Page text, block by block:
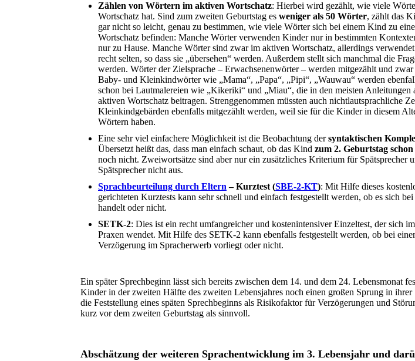
Zählen von Wörtern im aktiven Wortschatz: Hierbei wird gezählt, wie viele
Wortschatz hat. Sind zum zweiten Geburtstag es weniger als 50 Wörter, zählt das
gar nicht so leicht, genau zu bestimmen, wie viele Wörter sich bei einem Kind zu
Wortschatz befinden: Manche Wörter verwenden Kinder nur in bestimmten
nur zu Hause. Manche Wörter sind zwar im aktiven Wortschatz, allerdings
recht selten, so dass sie „übersehen“ werden. Außerdem stellt sich manchmal die
werden. Wörter der Zielsprache – Erwachsenenwörter – werden mitgezählt und
Baby- und Kleinkindwörter wie „Mama“, „Papa“, „Pipi“, „Wauwau“ werden
schon bei Lautmalereien wie „Kikeriki“ und „Miau“, die in den meisten
aktiven Wortschatz beitragen. Strenggenommen müssten auch nichtlautsprachliche
Kleinkindgebärden ebenfalls mitgezählt werden, weil sie für die Kinder in diesem
Wörtern haben.
Eine sehr viel einfachere Möglichkeit ist die Beobachtung dersyntaktischen
Übersetzt heißt das, dass man einfach schaut, ob das Kind zum 2. Geburtstag
noch nicht. Zweiwortsätze sind aber nur ein zusätzliches Kriterium für Spätsprecher
Spätsprecher nicht aus.
Sprachbeurteilung durch Eltern – Kurztest (SBE-2-KT): Mit Hilfe dieses
gerichteten Kurztests kann sehr schnell und einfach festgestellt werden, ob es sich
handelt oder nicht.
SETK-2: Dies ist ein recht umfangreicher und kostenintensiver Einzeltest, der sich
Praxen wendet. Mit Hilfe des SETK-2 kann ebenfalls festgestellt werden, ob bei
Verzögerung im Spracherwerb vorliegt oder nicht.
Ein später Sprechbeginn lässt sich bereits zwischen dem 14. und dem 24. Lebensmonat
Kinder in der zweiten Hälfte des zweiten Lebensjahres noch einen großen Sprung in
die Feststellung eines späten Sprechbeginns als Risikofaktor für Verzögerungen und
kurz vor dem zweiten Geburtstag als sinnvoll.
Abschätzung der weiteren Sprachentwicklung im 3. Lebensjahr und